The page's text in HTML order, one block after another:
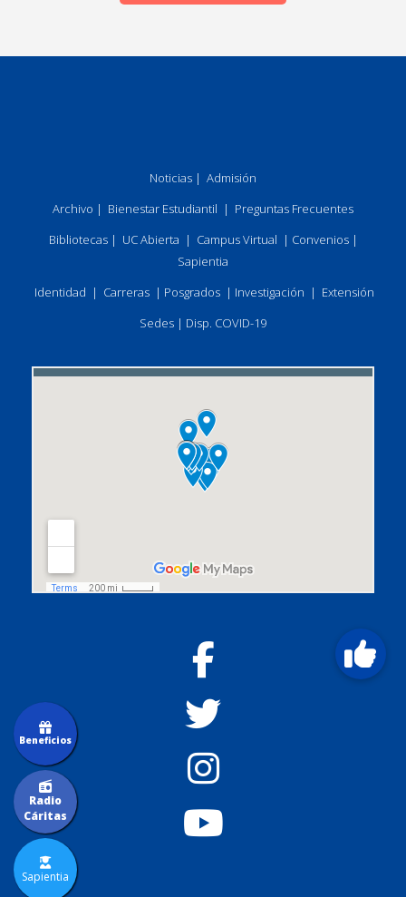
Noticias | Admisión
Archivo | Bienestar Estudiantil | Preguntas Frecuentes
Bibliotecas| UC Abierta | Campus Virtual | Convenios|
Sapientia
Identidad | Carreras | Posgrados | Investigación | Extensión
Sedes | Disp. COVID-19
Sapientia
Radio
Cáritas
Beneficios